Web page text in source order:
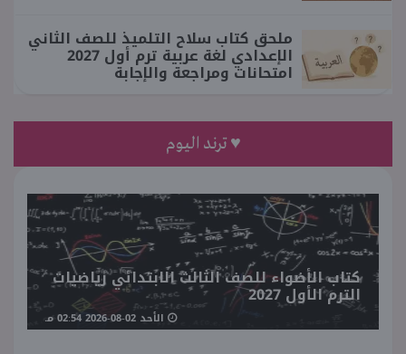
ملحق كتاب سلاح التلميذ للصف الثاني
الإعدادي لغة عربية ترم أول 2027
امتحانات ومراجعة والإجابة
♥ ترند اليوم
كتاب الأضواء للصف الثالث الابتدائي رياضيات
الترم الأول 2027
الأحد 02-08-2026 02:54 مـ